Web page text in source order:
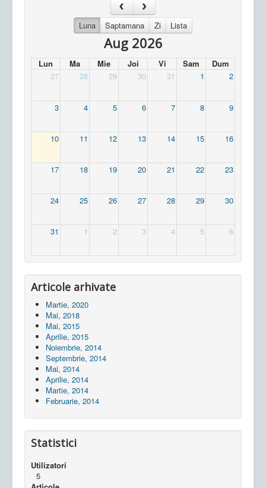
Luna Saptamana Zi Lista
Aug 2026
Lun Ma Mie Joi Vi Sam
Dum
27
28 29 30 31 1 2
3 4 5 6 7 8 9
10 11 12 13 14 15 16
17 18 19 20 21 22 23
24 25 26 27 28 29 30
31 1 2 3 4 5 6
Articole arhivate
Martie, 2020
Mai, 2018
Mai, 2015
Aprilie, 2015
Noiembrie, 2014
Septembrie, 2014
Mai, 2014
Aprilie, 2014
Martie, 2014
Februarie, 2014
Statistici
Utilizatori
5